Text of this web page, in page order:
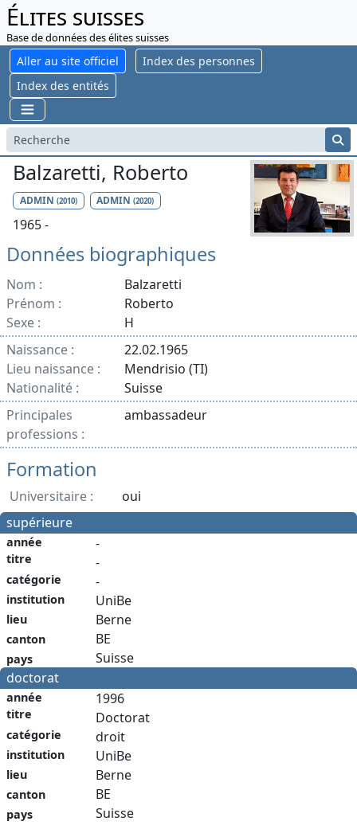
Élites suisses
Base de données des élites suisses
Aller au site officiel
Index des personnes
Index des entités
Balzaretti, Roberto
ADMIN (2010) ADMIN(2020)
1965 -
Données biographiques
Nom :
Balzaretti
Prénom :
Roberto
Sexe :
H
Naissance :
22.02.1965
Lieu naissance :
Mendrisio (TI)
Nationalité :
Suisse
Principales
professions :
ambassadeur
Formation
Universitaire :
oui
supérieure
année
titre
catégorie
institution
lieu
canton
pays
-
-
-
UniBe
Berne
BE
Suisse
doctorat
année
titre
catégorie
institution
lieu
canton
pays
1996
Doctorat
droit
UniBe
Berne
BE
Suisse